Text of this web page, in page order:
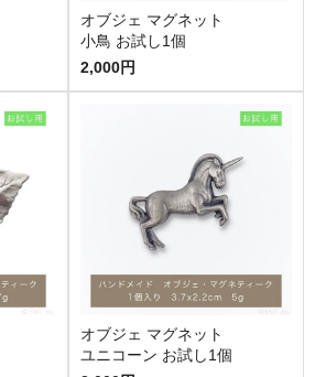
オブジェ マグネット
小鳥 お試し1個
2,000円
オブジェ マグネット
ユニコーン お試し1個